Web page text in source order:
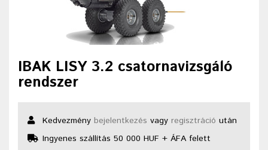
IBAK LISY 3.2 csatornavizsgáló
rendszer
Kedvezmény bejelentkezés vagy regisztráció után
Ingyenes szállítás 50 000 HUF + ÁFA felett